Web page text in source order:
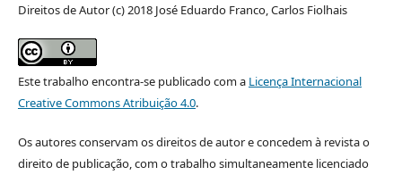
Direitos de Autor (c) 2018 José Eduardo Franco, Carlos Fiolhais
Este trabalho encontra-se publicado com a Licença Internacional
Creative Commons Atribuição 4.0.
Os autores conservam os direitos de autor e concedem à revista o
direito de publicação, com o trabalho simultaneamente licenciado